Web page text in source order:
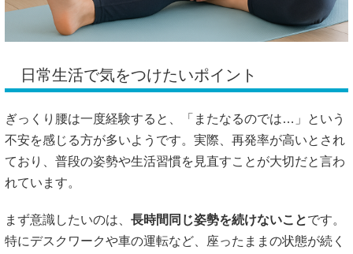
日常生活で気をつけたいポイント
ぎっくり腰は一度経験すると、「またなるのでは…」という
不安を感じる方が多いようです。実際、再発率が高いとされ
ており、普段の姿勢や生活習慣を見直すことが大切だと言わ
れています。
まず意識したいのは、 長時間同じ姿勢を続けないことです。
特にデスクワークや車の運転など、座ったままの状態が続く